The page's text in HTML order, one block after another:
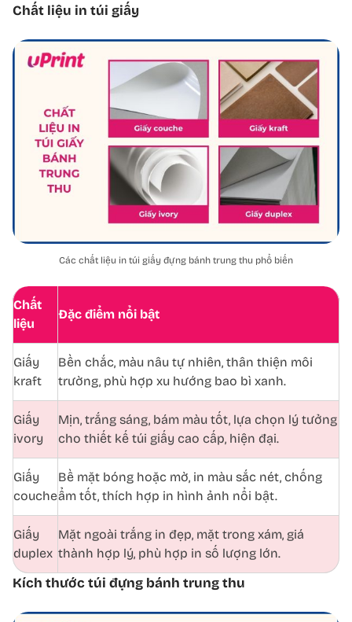
Chất liệu in túi giấy
Các chất liệu in túi giấy đựng bánh trung thu phổ biến
Chất
liệu
Đặc điểm nổi bật
Giấy
kraft
Bền chắc, màu nâu tự nhiên, thân thiện môi
trường, phù hợp xu hướng bao bì xanh.
Giấy
ivory
Mịn, trắng sáng, bám màu tốt, lựa chọn lý tưởng
cho thiết kế túi giấy cao cấp, hiện đại.
Giấy
couche
Bề mặt bóng hoặc mờ, in màu sắc nét, chống
ẩm tốt, thích hợp in hình ảnh nổi bật.
Giấy
duplex
Mặt ngoài trắng in đẹp, mặt trong xám, giá
thành hợp lý, phù hợp in số lượng lớn.
Kích thước túi đựng bánh trung thu